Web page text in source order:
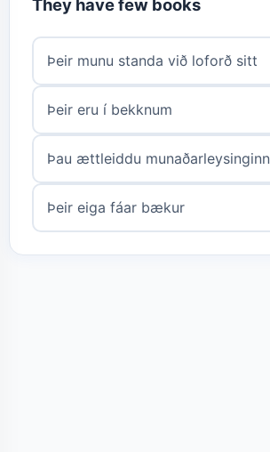
They have few books
Þeir munu standa við loforð sitt
Þeir eru í bekknum
Þau ættleiddu munaðarleysinginn
Þeir eiga fáar bækur